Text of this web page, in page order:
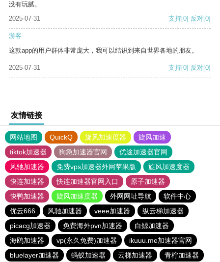
没有玩腻。
2025-07-31
支持[0] 反对[0]
游客
这款app的用户群体非常庞大，我可以结识到来自世界各地的朋友。
2025-07-31 支持[0] 反对[0]
友情链接
网站地图 QuickQ 旋风加速度器
旋风加速
tiktok加速器
狗急加速器官网
优途加速器官网
风驰加速器
免费vps加速器外网苹果版
旋风加速度器
快连加速器
快连加速器官网入口
原子加速器
快鸭加速器
旋风加速度器 外网网址导航
软件中心
优云666
风驰加速器 veee加速器
纵云梯加速器
picacg加速器
免费海外pvn加速器
白鲸加速器
海鸥加速器
vp(永久免费)加速器
ikuuu.me加速器官网
bluelayer加速器
蚂蚁加速器 云梯加速器 青柠加速器